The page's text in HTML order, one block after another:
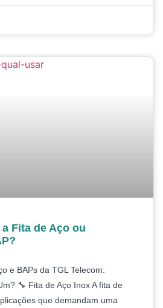
Fita de Aço ou
e BAPs da TGL Telecom:
🔧 Fita de Aço Inox A fita de
que demandam uma